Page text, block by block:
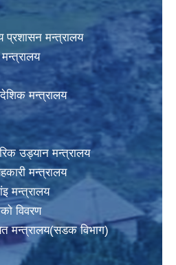
प्रशासन मन्त्रालय
मन्त्रालय
उड्यान मन्त्रालय
मन्त्रालय
मन्त्रालय
विवरण
मन्त्रालय(सडक विभाग)